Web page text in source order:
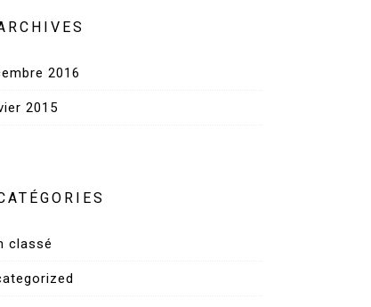
2016
2015
classé